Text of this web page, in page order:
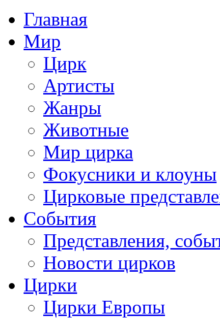
Главная
Мир
Цирк
Артисты
Жанры
Животные
Мир цирка
Фокусники и клоуны
Цирковые
События
Представления,
Новости цирков
Цирки
Цирки Европы